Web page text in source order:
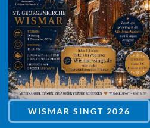
WISMAR SINGT 2026